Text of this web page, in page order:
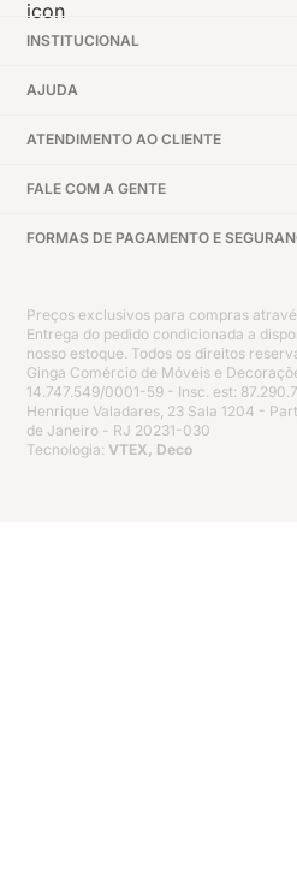
INSTITUCIONAL
AJUDA
ATENDIMENTO AO CLIENTE
FALE COM A GENTE
FORMAS DE PAGAMENTO E
Preços exclusivos para compras
Entrega do pedido condicionada a
nosso estoque. Todos os direitos
Ginga Comércio de Móveis e
14.747.549/0001-59 - Insc. est:
Henrique Valadares, 23 Sala 1204 -
de Janeiro - RJ 20231-030
Tecnologia: VTEX, Deco